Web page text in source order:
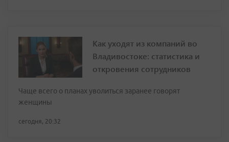
Как уходят из компаний во
Владивостоке: статистика и
откровения сотрудников
Чаще всего о планах уволиться заранее говорят
женщины
сегодня, 20:32